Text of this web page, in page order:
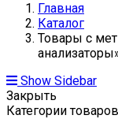
Главная
Каталог
Товары с
Show Sidebar
Закрыть
Категории товаров